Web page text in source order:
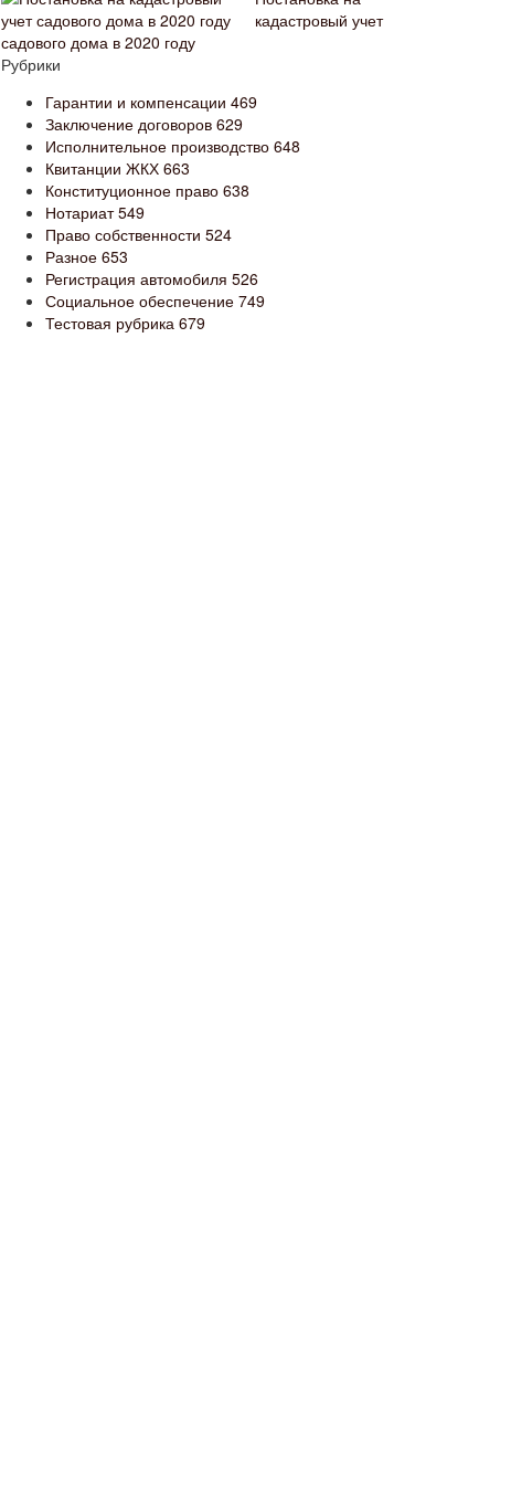
кадастровый учет
садового дома в 2020 году
Рубрики
Гарантии и компенсации 469
Заключение договоров 629
Исполнительное производство 648
Квитанции ЖКХ 663
Конституционное право 638
Нотариат549
Право собственности 524
Разное 653
Регистрация автомобиля 526
Социальное обеспечение 749
Тестовая рубрика 679